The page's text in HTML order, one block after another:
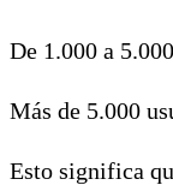
De 1.000 a
Más de 5.000
Esto significa